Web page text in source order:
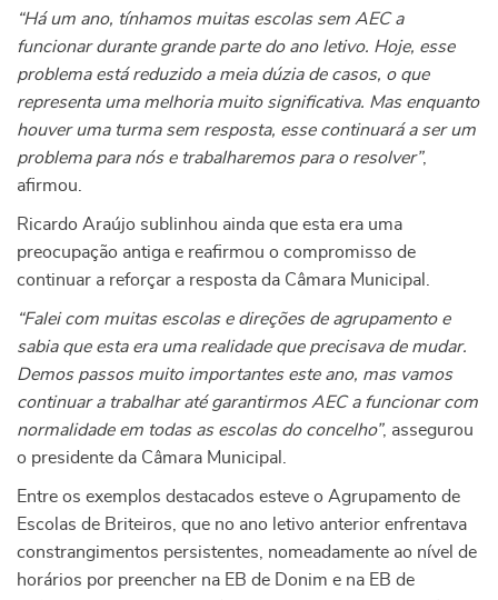
“Há um ano, tínhamos muitas escolas sem AEC a
funcionar durante grande parte do ano letivo. Hoje, esse
problema está reduzido a meia dúzia de casos, o que
representa uma melhoria muito significativa. Mas enquanto
houver uma turma sem resposta, esse continuará a ser um
problema para nós e trabalharemos para o resolver”,
afirmou.
Ricardo Araújo sublinhou ainda que esta era uma
preocupação antiga e reafirmou o compromisso de
continuar a reforçar a resposta da Câmara Municipal.
“Falei com muitas escolas e direções de agrupamento e
sabia que esta era uma realidade que precisava de mudar.
Demos passos muito importantes este ano, mas vamos
continuar a trabalhar até garantirmos AEC a funcionar com
normalidade em todas as escolas do concelho”, assegurou
o presidente da Câmara Municipal.
Entre os exemplos destacados esteve o Agrupamento de
Escolas de Briteiros, que no ano letivo anterior enfrentava
constrangimentos persistentes, nomeadamente ao nível de
horários por preencher na EB de Donim e na EB de